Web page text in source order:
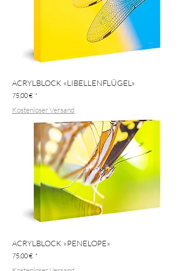
ACRYLBLOCK «LIBELLENFLÜGEL»
Preis
75,00 €
Kostenloser Versand
ACRYLBLOCK «PENELOPE»
Preis
75,00 €